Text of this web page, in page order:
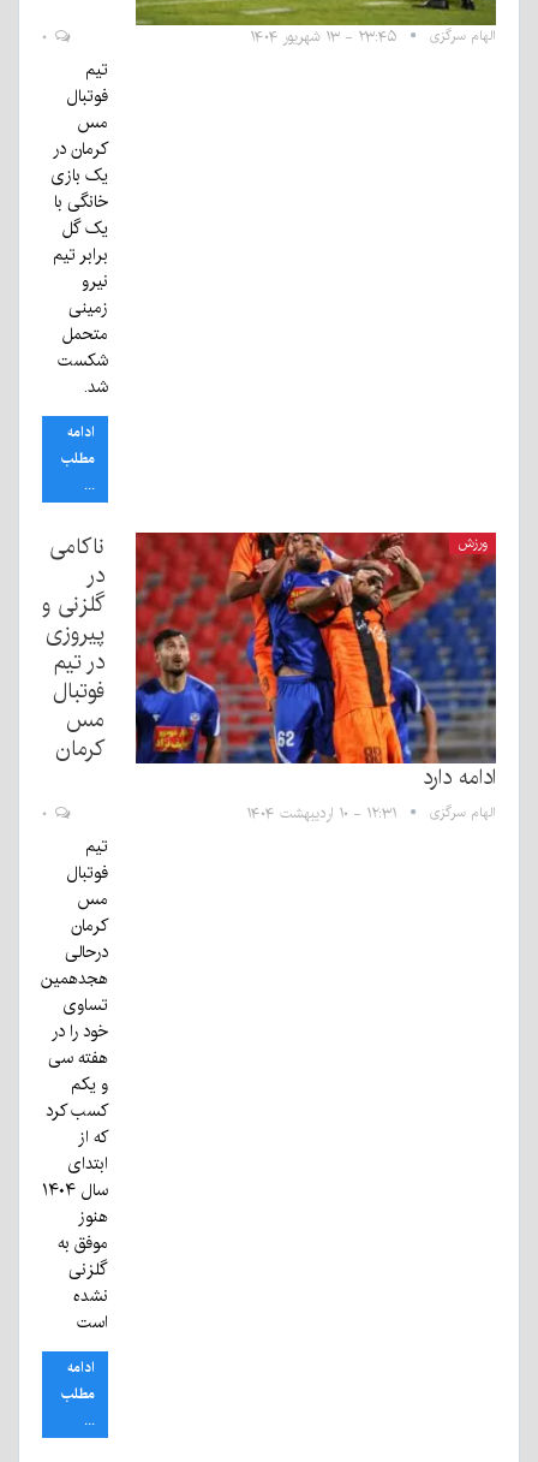
الهام سرگزی ۲۳:۴۵ - ۱۳ شهریور ۱۴۰۴
تیم
فوتبال
مس
کرمان در
یک بازی
خانگی با
یک گل
برابر تیم
نیرو
زمینی
متحمل
شکست
شد.
ادامه
مطلب
...
ورزش
ناکامی
در
گلزنی و
پیروزی
در تیم
فوتبال
مس
کرمان
ادامه دارد
الهام سرگزی ۱۲:۳۱ - ۱۰ اردیبهشت ۱۴۰۴
تیم
فوتبال
مس
کرمان
درحالی
هجدهمین
تساوی
خود را در
هفته سی
و یکم
کسب کرد
که از
ابتدای
سال ۱۴۰۴
هنوز
موفق به
گلزنی
نشده
است
ادامه
مطلب
...